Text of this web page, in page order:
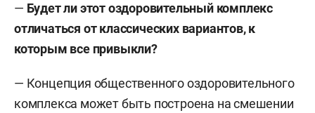
— Будет ли этот оздоровительный комплекс
отличаться от классических вариантов, к
которым все привыкли?
— Концепция общественного оздоровительного
комплекса может быть построена на смешении